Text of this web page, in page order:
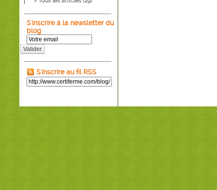
S'inscrire à la newsletter du
blog
Valider
S'inscrire au fil RSS